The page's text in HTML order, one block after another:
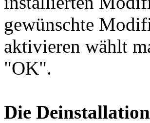
gewünschte
aktivieren wählt
"OK".
Die Deinstallation